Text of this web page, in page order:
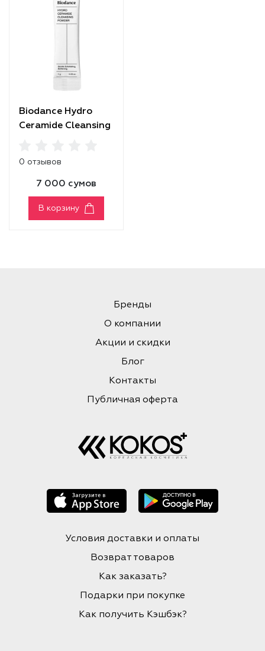
Biodance Hydro
Ceramide Cleansing
0 отзывов
7 000 сумов
В корзину
Бренды
О компании
Акции и скидки
Блог
Контакты
Публичная оферта
Условия доставки и оплаты
Возврат товаров
Как заказать?
Подарки при покупке
Как получить Кэшбэк?